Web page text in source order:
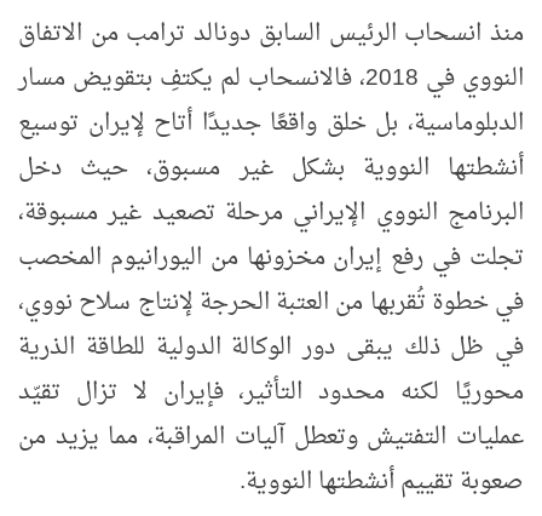
منذ انسحاب الرئيس السابق دونالد ترامب من الاتفاق
النووي في 2018، فالانسحاب لم يكتفِ بتقويض مسار
الدبلوماسية، بل خلق واقعًا جديدًا أتاح لإيران توسيع
أنشطتها النووية بشكل غير مسبوق، حيث دخل
البرنامج النووي الإيراني مرحلة تصعيد غير مسبوقة،
تجلت في رفع إيران مخزونها من اليورانيوم المخصب
في خطوة تُقربها من العتبة الحرجة لإنتاج سلاح نووي،
في ظل ذلك يبقى دور الوكالة الدولية للطاقة الذرية
محوريًا لكنه محدود التأثير، فإيران لا تزال تقيّد
عمليات التفتيش وتعطل آليات المراقبة، مما يزيد من
صعوبة تقييم أنشطتها النووية.